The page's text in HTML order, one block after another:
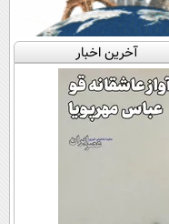
آخرین اخبار